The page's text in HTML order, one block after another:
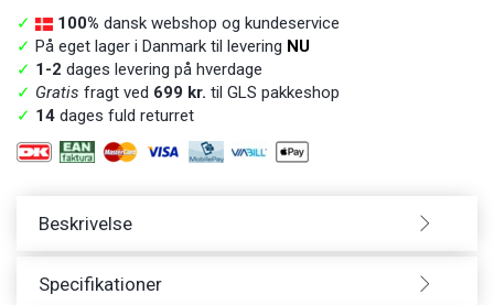
✓ 100% dansk webshop og kundeservice
✓ På eget lager i Danmark til levering NU
✓ 1-2 dages levering på hverdage
✓ Gratis fragt ved 699 kr. til GLS pakkeshop
✓ 14 dages fuld returret
Beskrivelse
Specifikationer